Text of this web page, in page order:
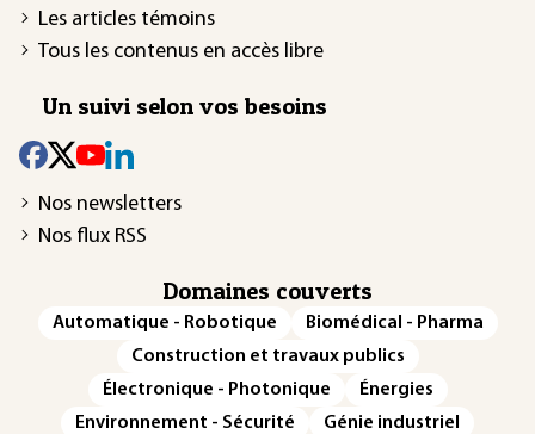
Les articles témoins
Tous les contenus en accès libre
Un suivi selon vos besoins
Nos newsletters
Nos flux RSS
Domaines couverts
Automatique - Robotique
Biomédical - Pharma
Construction et travaux publics
Électronique - Photonique
Énergies
Environnement - Sécurité
Génie industriel